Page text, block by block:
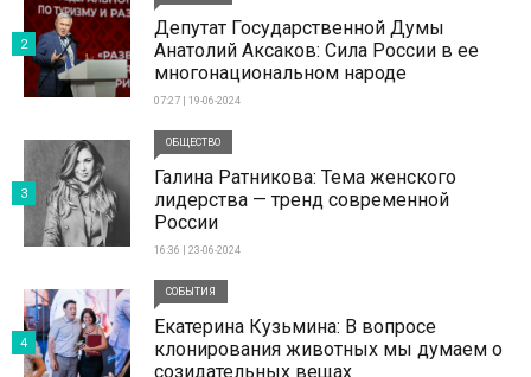
Депутат Государственной Думы
Анатолий Аксаков: Сила России в ее
многонациональном народе
07:27 | 19-06-2024
2
ОБЩЕСТВО
Галина Ратникова: Тема женского
лидерства — тренд современной
России
16:36 | 23-06-2024
3
СОБЫТИЯ
Екатерина Кузьмина: В вопросе
клонирования животных мы думаем о
созидательных вещах
4